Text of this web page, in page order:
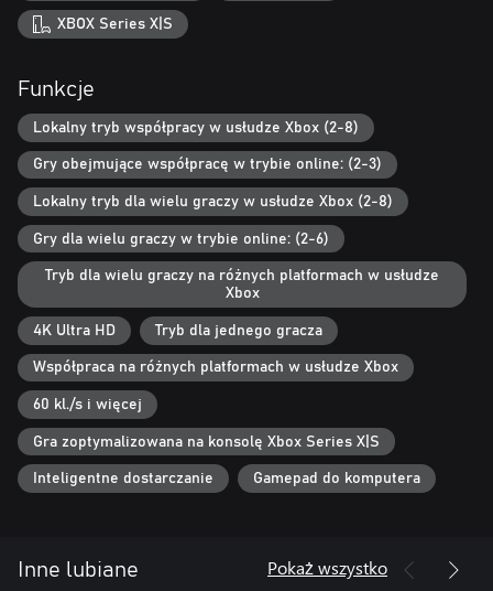
formacjami i zagrywkami taktycznymi
Ekscytującej rozgrywki, która wywołuje ciarki na plecach po
Meczów rozgrywanych na stadionie dostosowanym do Twojego
stylu
Wspomnień związanych z grą Pro Evolution Soccer (PES) ze
znajomymi i członkami rodziny
Ten produkt stanowi edycję specjalną zawierającą podstawową
wersję gry (za darmo) oraz przedmioty, w których można użyć w
trybie „Drużyna marzeń”.
[Szczegóły produktu]
Szczegóły produktu dostępne poniżej.
・eFootball™
・ José Mourinho x1 (do wykorzystania w grze podczas meczów)
* Ma umiejętność Link-up Play „Diagonal Long Pass A” oraz
wzmocnienia Boosters „Physical Contact +1” i „Stamina +1”
・ Zawodnik Highlight x2 (do wykorzystania w grze podczas
meczów)
Wersja zawiera również następującą premię za zakup:
na którym zakupiono produkt.
XBOX Series X|S
Funkcje
Lokalny tryb współpracy w usłudze Xbox (2-8)
Gry obejmujące współpracę w trybie online: (2-3)
Lokalny tryb dla wielu graczy w usłudze Xbox (2-8)
Gry dla wielu graczy w trybie online: (2-6)
Tryb dla wielu graczy na różnych platformach w usłudze
Xbox
4K Ultra HD Tryb dla jednego gracza
Współpraca na różnych platformach w usłudze Xbox
60 kl./s i więcej
Gra zoptymalizowana na konsolę Xbox Series X|S
Inteligentne dostarczanie Gamepad do komputera
Inne lubiane Pokaż wszystko